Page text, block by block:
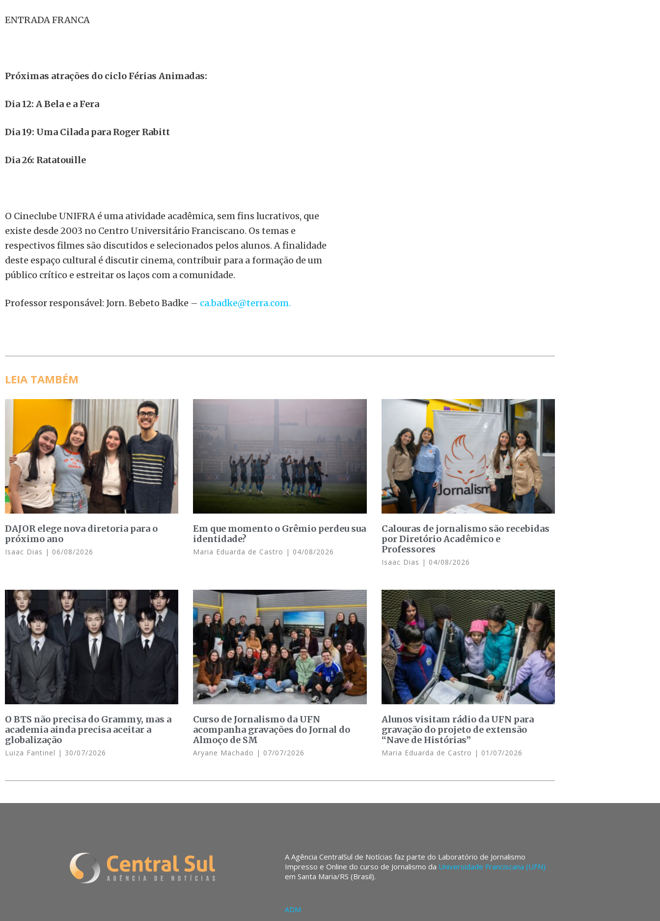
ENTRADA FRANCA
Próximas atrações do ciclo Férias Animadas:
Dia 12: A Bela e a Fera
Dia 19: Uma Cilada para Roger Rabitt
Dia 26: Ratatouille
O Cineclube UNIFRA é uma atividade acadêmica, sem fins lucrativos, que
existe desde 2003 no Centro Universitário Franciscano. Os temas e
respectivos filmes são discutidos e selecionados pelos alunos. A finalidade
deste espaço cultural é discutir cinema, contribuir para a formação de um
público crítico e estreitar os laços com a comunidade.
Professor responsável: Jorn. Bebeto Badke – ca.badke@terra.com.
LEIA TAMBÉM
DAJOR elege nova diretoria para o
próximo ano
Isaac Dias 06/08/2026
Em que momento o Grêmio perdeu sua
identidade?
Maria Eduarda de Castro 04/08/2026
Calouras de jornalismo são recebidas
por Diretório Acadêmico e
Professores
Isaac Dias 04/08/2026
O BTS não precisa do Grammy, mas a
academia ainda precisa aceitar a
globalização
Luiza Fantinel 30/07/2026
Curso de Jornalismo da UFN
acompanha gravações do Jornal do
Almoço de SM
Aryane Machado 07/07/2026
Alunos visitam rádio da UFN para
gravação do projeto de extensão
“Nave de Histórias”
Maria Eduarda de Castro 01/07/2026
A Agência CentralSul de Notícias faz parte do Laboratório de Jornalismo
Impresso e Online do curso de Jornalismo da Universidade Franciscana (UFN)
em Santa Maria/RS (Brasil).
ADM